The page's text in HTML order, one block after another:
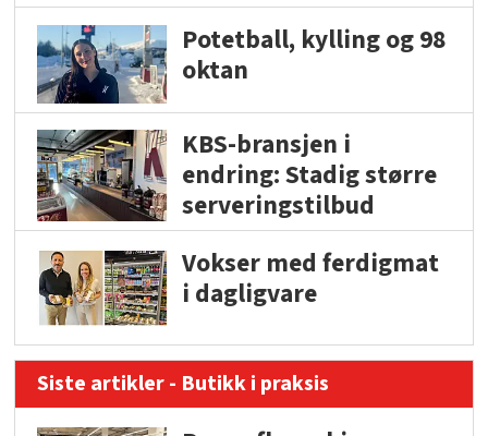
Potetball, kylling og 98
oktan
KBS-bransjen i
endring: Stadig større
serveringstilbud
Vokser med ferdigmat
i dagligvare
Siste artikler - Butikk i praksis